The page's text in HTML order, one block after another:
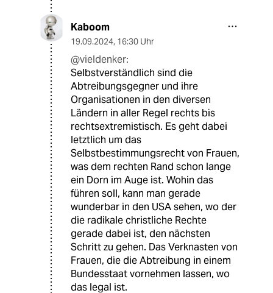
vieldenker
19.09.2024 , 16:02 Uhr
Das Thema ist weniger rechts/ links gestrickt
und taugt noch weniger für den Antifakampf.
Aber alte Schubladen quietschen halt lauter,
Und so laufen die einen quer und die anderen
queer mit und gegen eine relativ kleine Gruppe
unterschiedlichster Lebensrechtler um deren
Statement als Plattform zu nutzen. Na, wenn‘s
denn Spaß macht.
Kaboom
19.09.2024,16:30 Uhr
@vieldenker:
Selbstverständlich sind die
Abtreibungsgegner und ihre
Organisationen in den diversen
Ländern in aller Regel rechts bis